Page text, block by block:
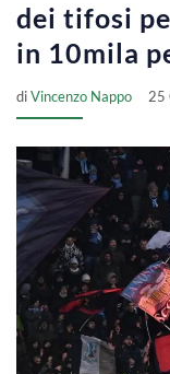
dei tifosi
in 10mila
diVincenzo Nappo 25